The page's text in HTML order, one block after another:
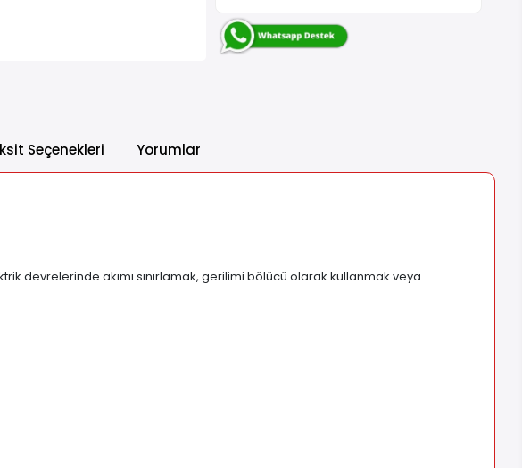
Seçenekleri Yorumlar
devrelerinde akımı sınırlamak, gerilimi bölücü olarak kullanmak veya